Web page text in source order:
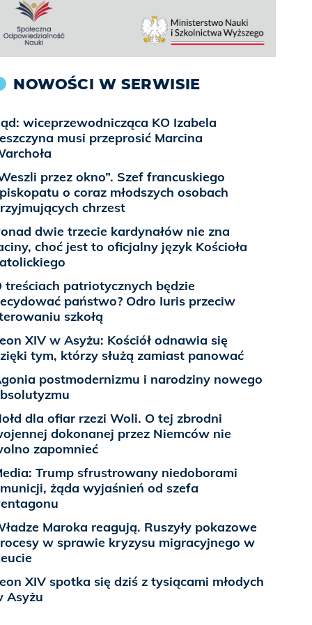
NOWOŚCI W SERWISIE
wiceprzewodnicząca KO Izabela
musi przeprosić Marcina
przez okno”. Szef francuskiego
o coraz młodszych osobach
chrzest
dwie trzecie kardynałów nie zna
choć jest to oficjalny język Kościoła
treściach patriotycznych będzie
państwo? Odro Iuris przeciw
szkołą
XIV w Asyżu: Kościół odnawia się
tym, którzy służą zamiast panować
postmodernizmu i narodziny nowego
dla ofiar rzezi Woli. O tej zbrodni
dokonanej przez Niemców nie
zapomnieć
Trump sfrustrowany niedoborami
żąda wyjaśnień od szefa
Maroka reagują. Ruszyły pokazowe
w sprawie kryzysu migracyjnego w
XIV spotka się dziś z tysiącami młodych
Asyżu